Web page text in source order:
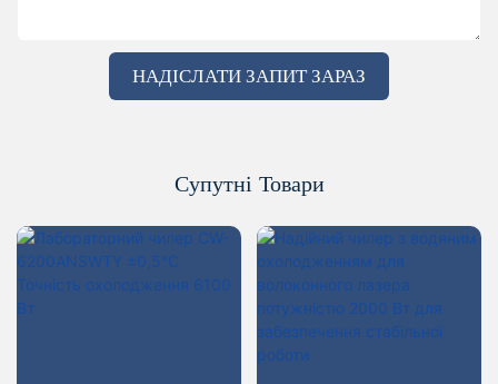
НАДІСЛАТИ ЗАПИТ ЗАРАЗ
Супутні Товари